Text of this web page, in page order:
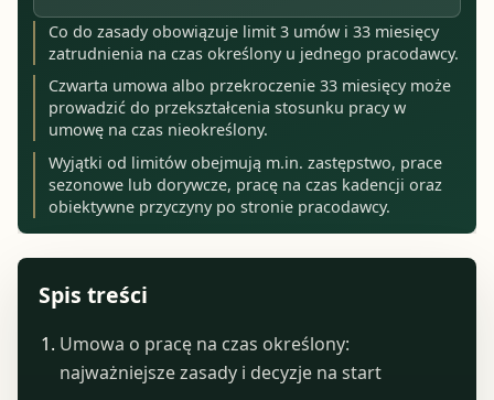
Co do zasady obowiązuje limit 3 umów i 33 miesięcy
zatrudnienia na czas określony u jednego pracodawcy.
Czwarta umowa albo przekroczenie 33 miesięcy może
prowadzić do przekształcenia stosunku pracy w
umowę na czas nieokreślony.
Wyjątki od limitów obejmują m.in. zastępstwo, prace
sezonowe lub dorywcze, pracę na czas kadencji oraz
obiektywne przyczyny po stronie pracodawcy.
Spis treści
Umowa o pracę na czas określony:
najważniejsze zasady i decyzje na start